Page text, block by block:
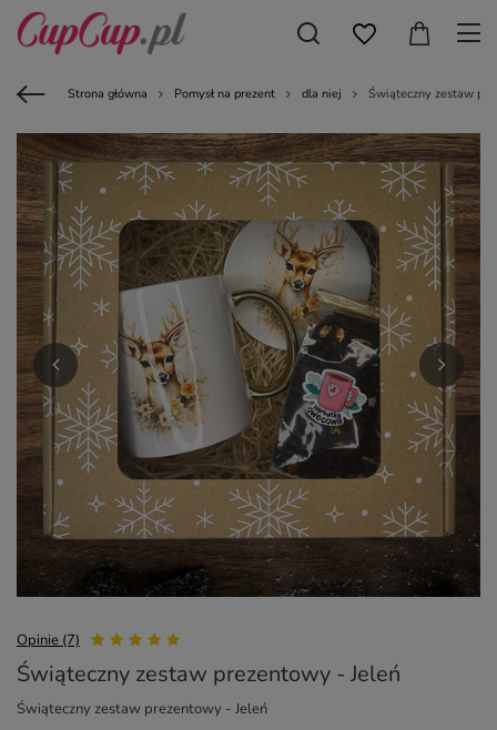
Strona główna Pomysł na prezent dla niej Świąteczny zestaw
Opinie (7)
Świąteczny zestaw prezentowy - Jeleń
Świąteczny zestaw prezentowy - Jeleń